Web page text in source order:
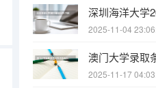
2025-11-04
澳门大学录取
2025-11-17